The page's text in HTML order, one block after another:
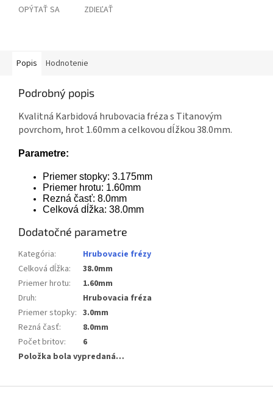
OPÝTAŤ SA ZDIEĽAŤ
Popis Hodnotenie
Podrobný popis
Kvalitná Karbidová hrubovacia fréza s Titanovým
povrchom, hrot 1.60mm a celkovou dĺžkou 38.0mm.
Parametre:
Priemer stopky: 3.175mm
Priemer hrotu: 1.60mm
Rezná časť: 8.0mm
Celková dĺžka: 38.0mm
Dodatočné parametre
Kategória:
Hrubovacie frézy
Celková dĺžka:
38.0mm
Priemer hrotu:
1.60mm
Druh:
Hrubovacia fréza
Priemer stopky: 3.0mm
Rezná časť:
8.0mm
Počet britov:
6
Položka bola vypredaná…